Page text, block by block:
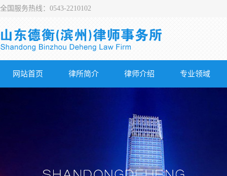
全国服务热线：0543-2210102
网站首页 律所简介 律师介绍 专业领域